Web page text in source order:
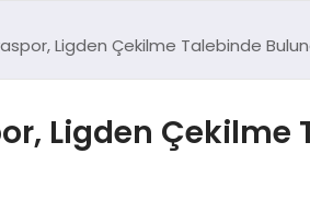
Ligden Çekilme Talebinde
Ligden Çekilme